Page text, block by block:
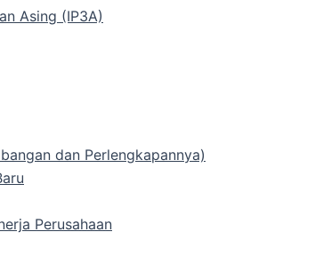
Asing (IP3A)
dan Perlengkapannya)
Perusahaan